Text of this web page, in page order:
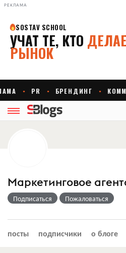
РЕКЛАМА
Маркетинговое
Подписаться Пожаловаться
посты подписчики о блоге